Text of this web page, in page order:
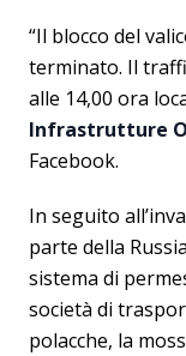
“Il blocco del
terminato. Il
alle 14,00 ora
Infrastrutture
Facebook.
In seguito
parte della
sistema di
società di
polacche, la